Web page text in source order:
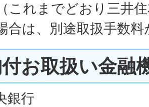
これまでどおり三井
合は、別途取扱手数
お取扱い金融
銀行